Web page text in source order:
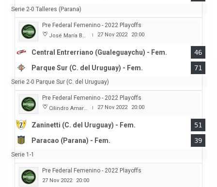
Serie 2-0 Talleres (Parana)
Pre Federal Femenino - 2022 Playoffs
José María Bertora | 27 Nov 2022 20:00
Central Entrerriano (Gualeguaychu) - Fem.
46
Parque Sur (C. del Uruguay) - Fem.
71
Serie 2-0 Parque Sur (C. del Uruguay)
Pre Federal Femenino - 2022 Playoffs
Cilindro Amarillo | 27 Nov 2022 20:00
Zaninetti (C. del Uruguay) - Fem.
51
Paracao (Parana) - Fem.
39
Serie 1-1
Pre Federal Femenino - 2022 Playoffs
27 Nov 2022 20:00